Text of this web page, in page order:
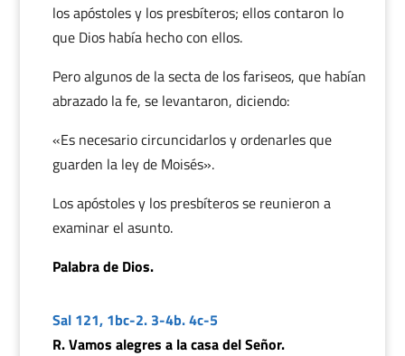
los apóstoles y los presbíteros; ellos contaron lo
que Dios había hecho con ellos.
Pero algunos de la secta de los fariseos, que habían
abrazado la fe, se levantaron, diciendo:
«Es necesario circuncidarlos y ordenarles que
guarden la ley de Moisés».
Los apóstoles y los presbíteros se reunieron a
examinar el asunto.
Palabra de Dios.
Sal 121, 1bc-2. 3-4b. 4c-5
R. Vamos alegres a la casa del Señor.